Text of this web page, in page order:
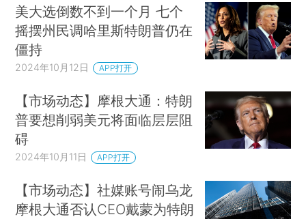
美大选倒数不到一个月 七个
摇摆州民调哈里斯特朗普仍在
僵持
2024年10月12日 APP打开
【市场动态】摩根大通：特朗
普要想削弱美元将面临层层阻
碍
2024年10月11日 APP打开
【市场动态】社媒账号闹乌龙
摩根大通否认CEO戴蒙为特朗